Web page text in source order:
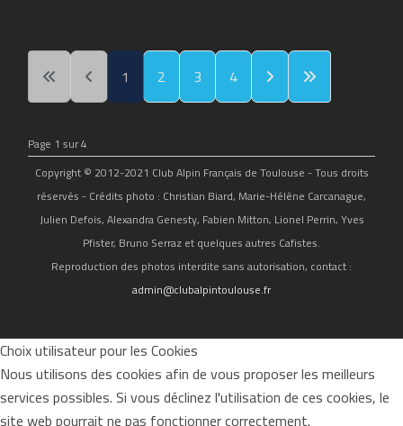
1 2 3 4
Page 1 sur 4
Copyright © 2012-2021 Club Alpin Français de Toulouse - Tous droits
réservés - Crédits photo : Christian Biard, Marie-Hélène Carcanague,
Julien Defois, Alexandra Genesty, Fabien Mitton, Lionel Perrin, Yves
Pfister, Bruno Serraz et quelques autres Cafistes.
Reproduction des photos interdite sans autorisation, contact :
admin@clubalpintoulouse.fr
Choix utilisateur pour les Cookies
Nous utilisons des cookies afin de vous proposer les meilleurs
services possibles. Si vous déclinez l'utilisation de ces cookies, le